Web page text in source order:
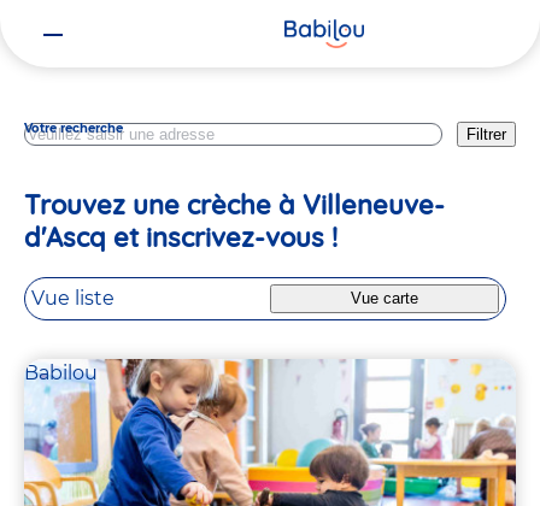
Votre recherche Filtrer
Trouvez une crèche à Villeneuve-
d'Ascq et inscrivez-vous !
Vue liste Vue carte
Babilou